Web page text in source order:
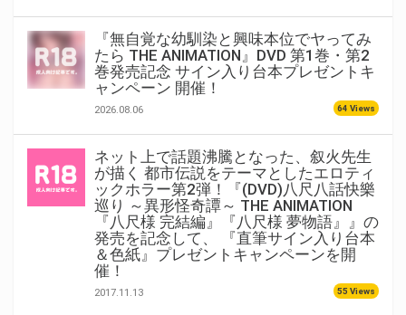
『無自覚な幼馴染と興味本位でヤってみ
たら THE ANIMATION』DVD 第1巻・第2
巻発売記念 サイン入り台本プレゼントキ
ャンペーン 開催！
2026.08.06 64 Views
ネット上で話題沸騰となった、叙火先生
が描く 都市伝説をテーマとしたエロティ
ックホラー第2弾！『(DVD)八尺八話快樂
巡り ～異形怪奇譚～ THE ANIMATION
『八尺様 完結編』『八尺様 夢物語』』の
発売を記念して、 『直筆サイン入り台本
＆色紙』プレゼントキャンペーンを開
催！
2017.11.13 55 Views